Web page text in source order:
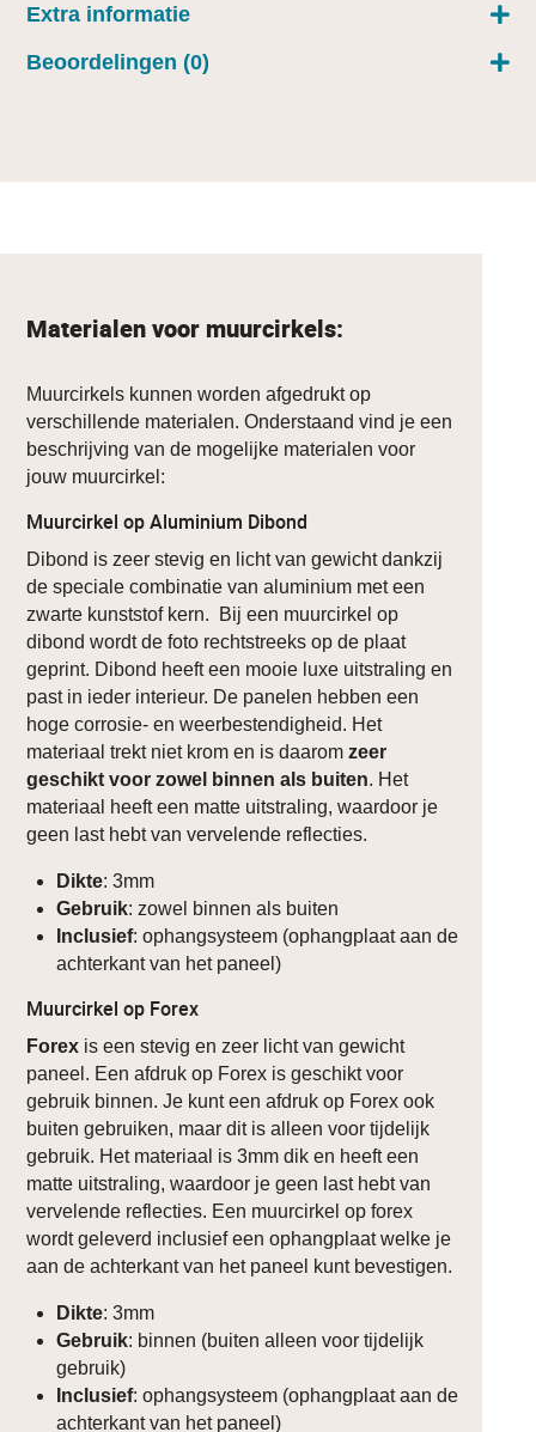
Extra informatie
Beoordelingen (0)
Materialen voor muurcirkels:
Muurcirkels kunnen worden afgedrukt op
verschillende materialen. Onderstaand vind je een
beschrijving van de mogelijke materialen voor
jouw muurcirkel:
Muurcirkel op Aluminium Dibond
Dibond is zeer stevig en licht van gewicht dankzij
de speciale combinatie van aluminium met een
zwarte kunststof kern. Bij een muurcirkel op
dibond wordt de foto rechtstreeks op de plaat
geprint. Dibond heeft een mooie luxe uitstraling en
past in ieder interieur. De panelen hebben een
hoge corrosie- en weerbestendigheid. Het
materiaal trekt niet krom en is daarom zeer
geschikt voor zowel binnen als buiten. Het
materiaal heeft een matte uitstraling, waardoor je
geen last hebt van vervelende reflecties.
Dikte: 3mm
Gebruik: zowel binnen als buiten
Inclusief: ophangsysteem (ophangplaat aan de
achterkant van het paneel)
Muurcirkel op Forex
Forex is een stevig en zeer licht van gewicht
paneel. Een afdruk op Forex is geschikt voor
gebruik binnen. Je kunt een afdruk op Forex ook
buiten gebruiken, maar dit is alleen voor tijdelijk
gebruik. Het materiaal is 3mm dik en heeft een
matte uitstraling, waardoor je geen last hebt van
vervelende reflecties. Een muurcirkel op forex
wordt geleverd inclusief een ophangplaat welke je
aan de achterkant van het paneel kunt bevestigen.
Dikte: 3mm
Gebruik: binnen (buiten alleen voor tijdelijk
gebruik)
Inclusief: ophangsysteem (ophangplaat aan de
achterkant van het paneel)